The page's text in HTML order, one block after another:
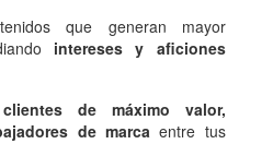
que generan mayor
intereses y aficiones
clientes de máximo valor,
de marcaentre tus